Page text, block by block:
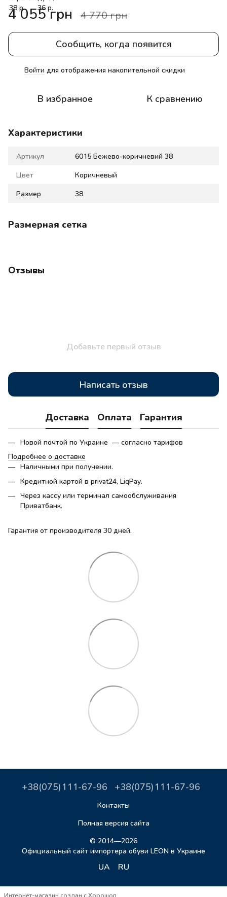
4 055 грн 4 770 грн
Сообщить, когда появится
Войти для отображения накопительной скидки
В избранное К сравнению
Характеристики
Артикул 6015 Бежево-коричневий 38
Цвет Коричневый
Размер 38
Размерная сетка
Отзывы
Добавьте первый отзыв
Написать отзыв
Доставка Оплата Гарантия
Новой почтой по Украине — согласно тарифов
Подробнее о доставке
Наличными при получении.
Кредитной картой в privat24, LiqPay.
Через кассу или терминал самообслуживания
Приватбанк.
Гарантия от производителя 30 дней.
+38(075)111-67-96 +38(075)111-67-96
Контакты
Полная версия сайта
© 2014—2026
Официальный сайт импортера обуви LEON в Украине
UA RU
Интернет-магазин создан с Хорошоп